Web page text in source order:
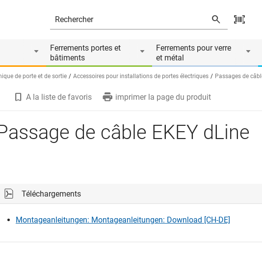
Ferrements portes et
bâtiments
Ferrements pour verre
et métal
de porte et de sortie Accessoires pour installations de portes électriques Passages de
A la liste de favoris imprimer la page du produit
de câble EKEY dLine
Téléchargements
Montageanleitungen: Montageanleitungen: Download [CH-DE]